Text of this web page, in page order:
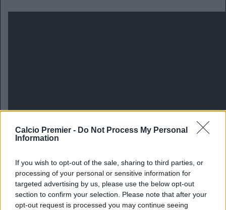
Calcio Premier - Do Not Process My Personal
Information
If you wish to opt-out of the sale, sharing to third parties, or
processing of your personal or sensitive information for
targeted advertising by us, please use the below opt-out
section to confirm your selection. Please note that after your
opt-out request is processed you may continue seeing
Filmati realizzati dall’inviato di Calciopremier.it a Londra
Lorenzo Semino.